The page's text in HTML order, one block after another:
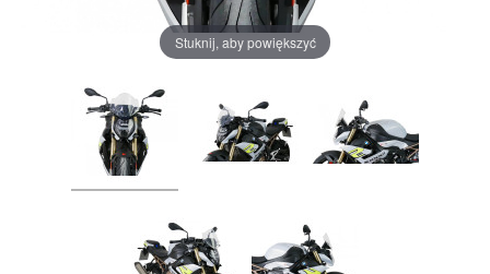
Stuknij, aby powiększyć